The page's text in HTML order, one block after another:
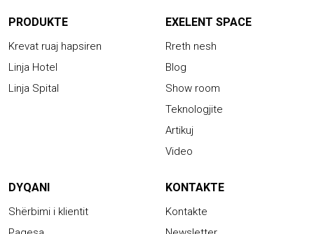
PRODUKTE
Krevat ruaj hapsiren
Linja Hotel
Linja Spital
EXELENT SPACE
Rreth nesh
Blog
Show room
Teknologjite
Artikuj
Video
DYQANI
Shërbimi i klientit
KONTAKTE
Kontakte